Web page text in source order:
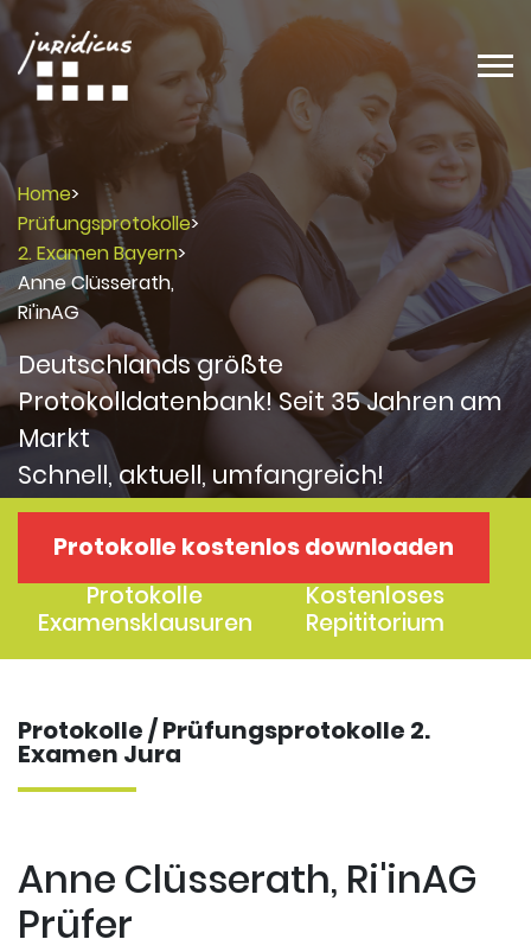
Home>
Prüfungsprotokolle>
2. Examen Bayern>
Anne Clüsserath,
Ri'inAG
Deutschlands größte
Protokolldatenbank! Seit 35 Jahren am
Markt
Schnell, aktuell, umfangreich!
Protokolle kostenlos downloaden
1. Examen
2. Examen
Protokolle
Examensklausuren
Kostenloses
Repititorium
Protokolle / Prüfungsprotokolle 2.
Examen Jura
Anne Clüsserath, Ri'inAG
Prüfer